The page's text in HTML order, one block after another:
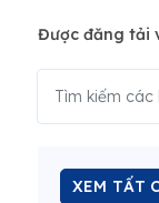
Được đăng tải
XEM TẤT